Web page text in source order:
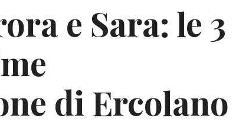
e Sara: le 3
di Ercolano